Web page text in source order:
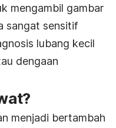
mengambil gambar
sangat sensitif
lubang kecil
dengaan
menjadi bertambah